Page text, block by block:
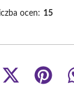
ocen: 15
Share
Share